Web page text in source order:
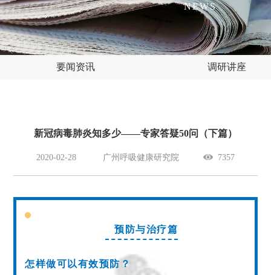
NEWS
要闻资讯 调研讲座
新冠病毒肺炎知多少——专家答疑50问（下篇）
2020-02-28 广州呼吸健康研究院 7357
预防与治疗篇
怎样做可以有效预防？